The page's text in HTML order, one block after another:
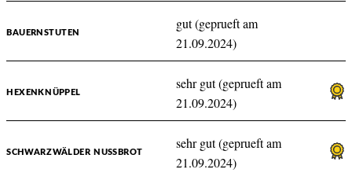
BAUERNSTUTEN
gut (geprueft am
21.09.2024)
HEXENKNÜPPEL
sehr gut (geprueft am
21.09.2024)
SCHWARZWÄLDER NUSSBROT
sehr gut (geprueft am
21.09.2024)